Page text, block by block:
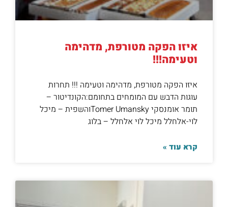
איזו הפקה מטורפת, מדהימה
וטעימה!!!
איזו הפקה מטורפת, מדהימה וטעימה !!! תחרות
עוגות הדבש עם המומחים בתחומם:הקונדיטור –
תומר אומנסקי Tomer Umanskyוהשפית – מיכל
לוי-אלחלל מיכל לוי אלחלל – בלוג
קרא עוד »